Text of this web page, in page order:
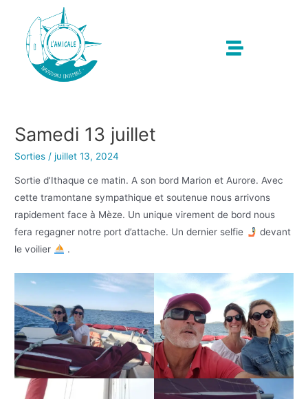
Samedi 13 juillet
Sorties /juillet 13, 2024
Sortie d’Ithaque ce matin. A son bord Marion et Aurore. Avec
cette tramontane sympathique et soutenue nous arrivons
rapidement face à Mèze. Un unique virement de bord nous
fera regagner notre port d’attache. Un dernier selfie
devant
le voilier
.